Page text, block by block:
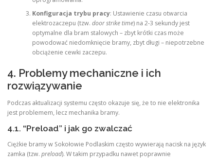
Konfiguracja trybu pracy: Ustawienie czasu otwarcia
elektrozaczepu (tzw. door strike time) na 2-3 sekundy jest
optymalne dla bram stalowych – zbyt krótki czas może
powodować niedomknięcie bramy, zbyt długi – niepotrzebne
obciążenie cewki zaczepu.
4. Problemy mechaniczne i ich
rozwiązywanie
Podczas aktualizacji systemu często okazuje się, że to nie elektronika
jest problemem, lecz mechanika bramy.
4.1. “Preload” i jak go zwalczać
Ciężkie bramy w Sokołowie Podlaskim często wywierają nacisk na język
zamka (tzw. preload). W takim przypadku nawet poprawnie